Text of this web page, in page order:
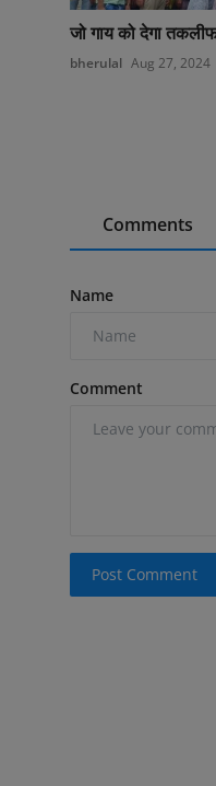
जो गाय को देगा तकलीफ
bherulal Aug 27, 2024
Comments
Name
Comment
Post Comment